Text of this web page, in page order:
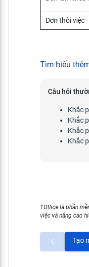
Đơn thôi việc
Tìm hiểu
Câu hỏi
Khắc
Khắc
Khắc
Khắc
1Office là phần
việc và nâng cao
Tạo